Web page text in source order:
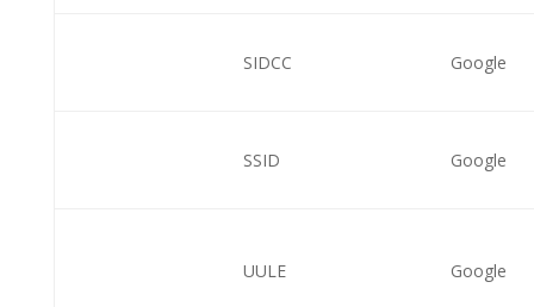
SIDCC Google
SSID Google
UULE Google